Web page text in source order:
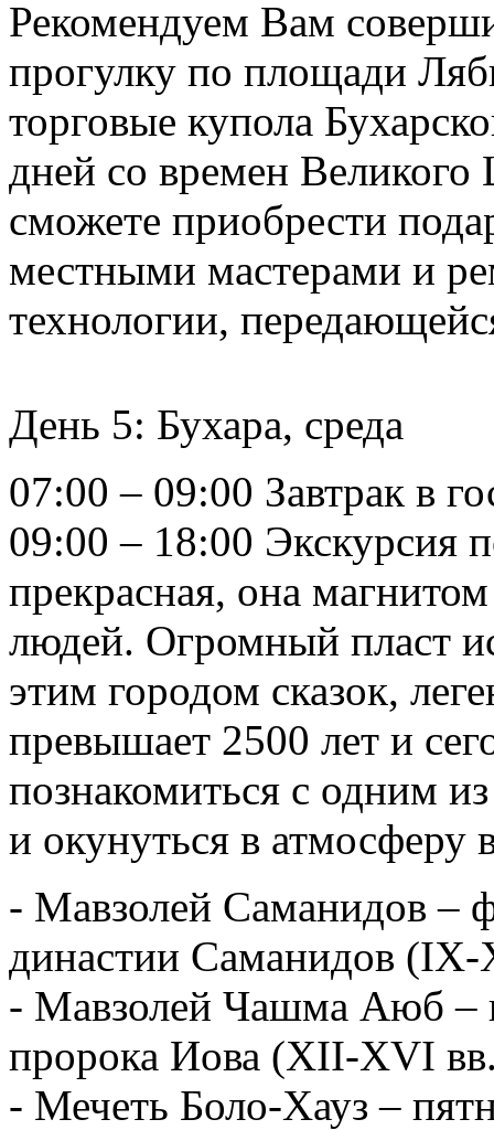
Рекомендуем Вам
прогулку по площади
торговые купола
дней со времен
сможете приобрести
местными мастерами и
технологии,
День 5: Бухара, среда
07:00 – 09:00 Завтрак в
09:00 – 18:00 Экскурсия
прекрасная, она
людей. Огромный пласт
этим городом сказок,
превышает 2500 лет и
познакомиться с одним
и окунуться в атмосферу
- Мавзолей Саманидов –
династии Саманидов (IX-
- Мавзолей Чашма Аюб –
пророка Иова (XII-XVI
- Мечеть Боло-Хауз –